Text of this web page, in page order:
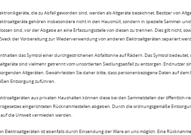
die zu Abfall geworden sind, werden als Altgeräte bezeichnet. Besitzer von
gehören insbesondere nicht in den Hausmüll, sondern in spezielle Sammel-
sind, vor der Abgabe an eine Erfassungsstelle von diesen zu trennen. Dies gilt nicht,
der Vorbereitung zur Wiederverwendung von anderen Elektroaltgeräten separiert
das Symbol einer durchgestrichenen Abfalltonne auf Rädern. Das Symbol
sind vielmehr getrennt vom unsortierten Siedlungsabfall zu entsorgen. Endnutzer
Altgeräten. Gewährleisten Sie daher bitte, dass personenbezogene Daten auf
Entsorgung zuführen.
aus privaten Haushalten können diese bei den Sammelstellen der
eingerichteten Rücknahmestellen abgeben. Durch die ordnungsgemäße
die Umwelt vermieden werden.
Elektroaltgeräten ist ebenfalls durch Einsendung der Ware an uns möglich. Eine